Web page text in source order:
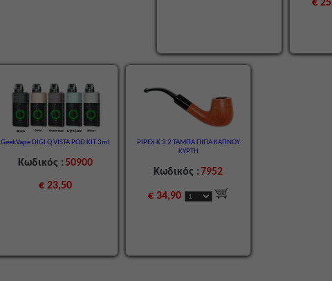
€
GeekVape DIGI Q VISTA POD KIT 3ml
Κωδικός :50900
€ 23,50
PIPEX K 3 2 ΤΑΜΠΑ ΠΙΠΑ ΚΑΠΝΟΥ
ΚΥΡΤΗ
Κωδικός : 7952
€ 34,90